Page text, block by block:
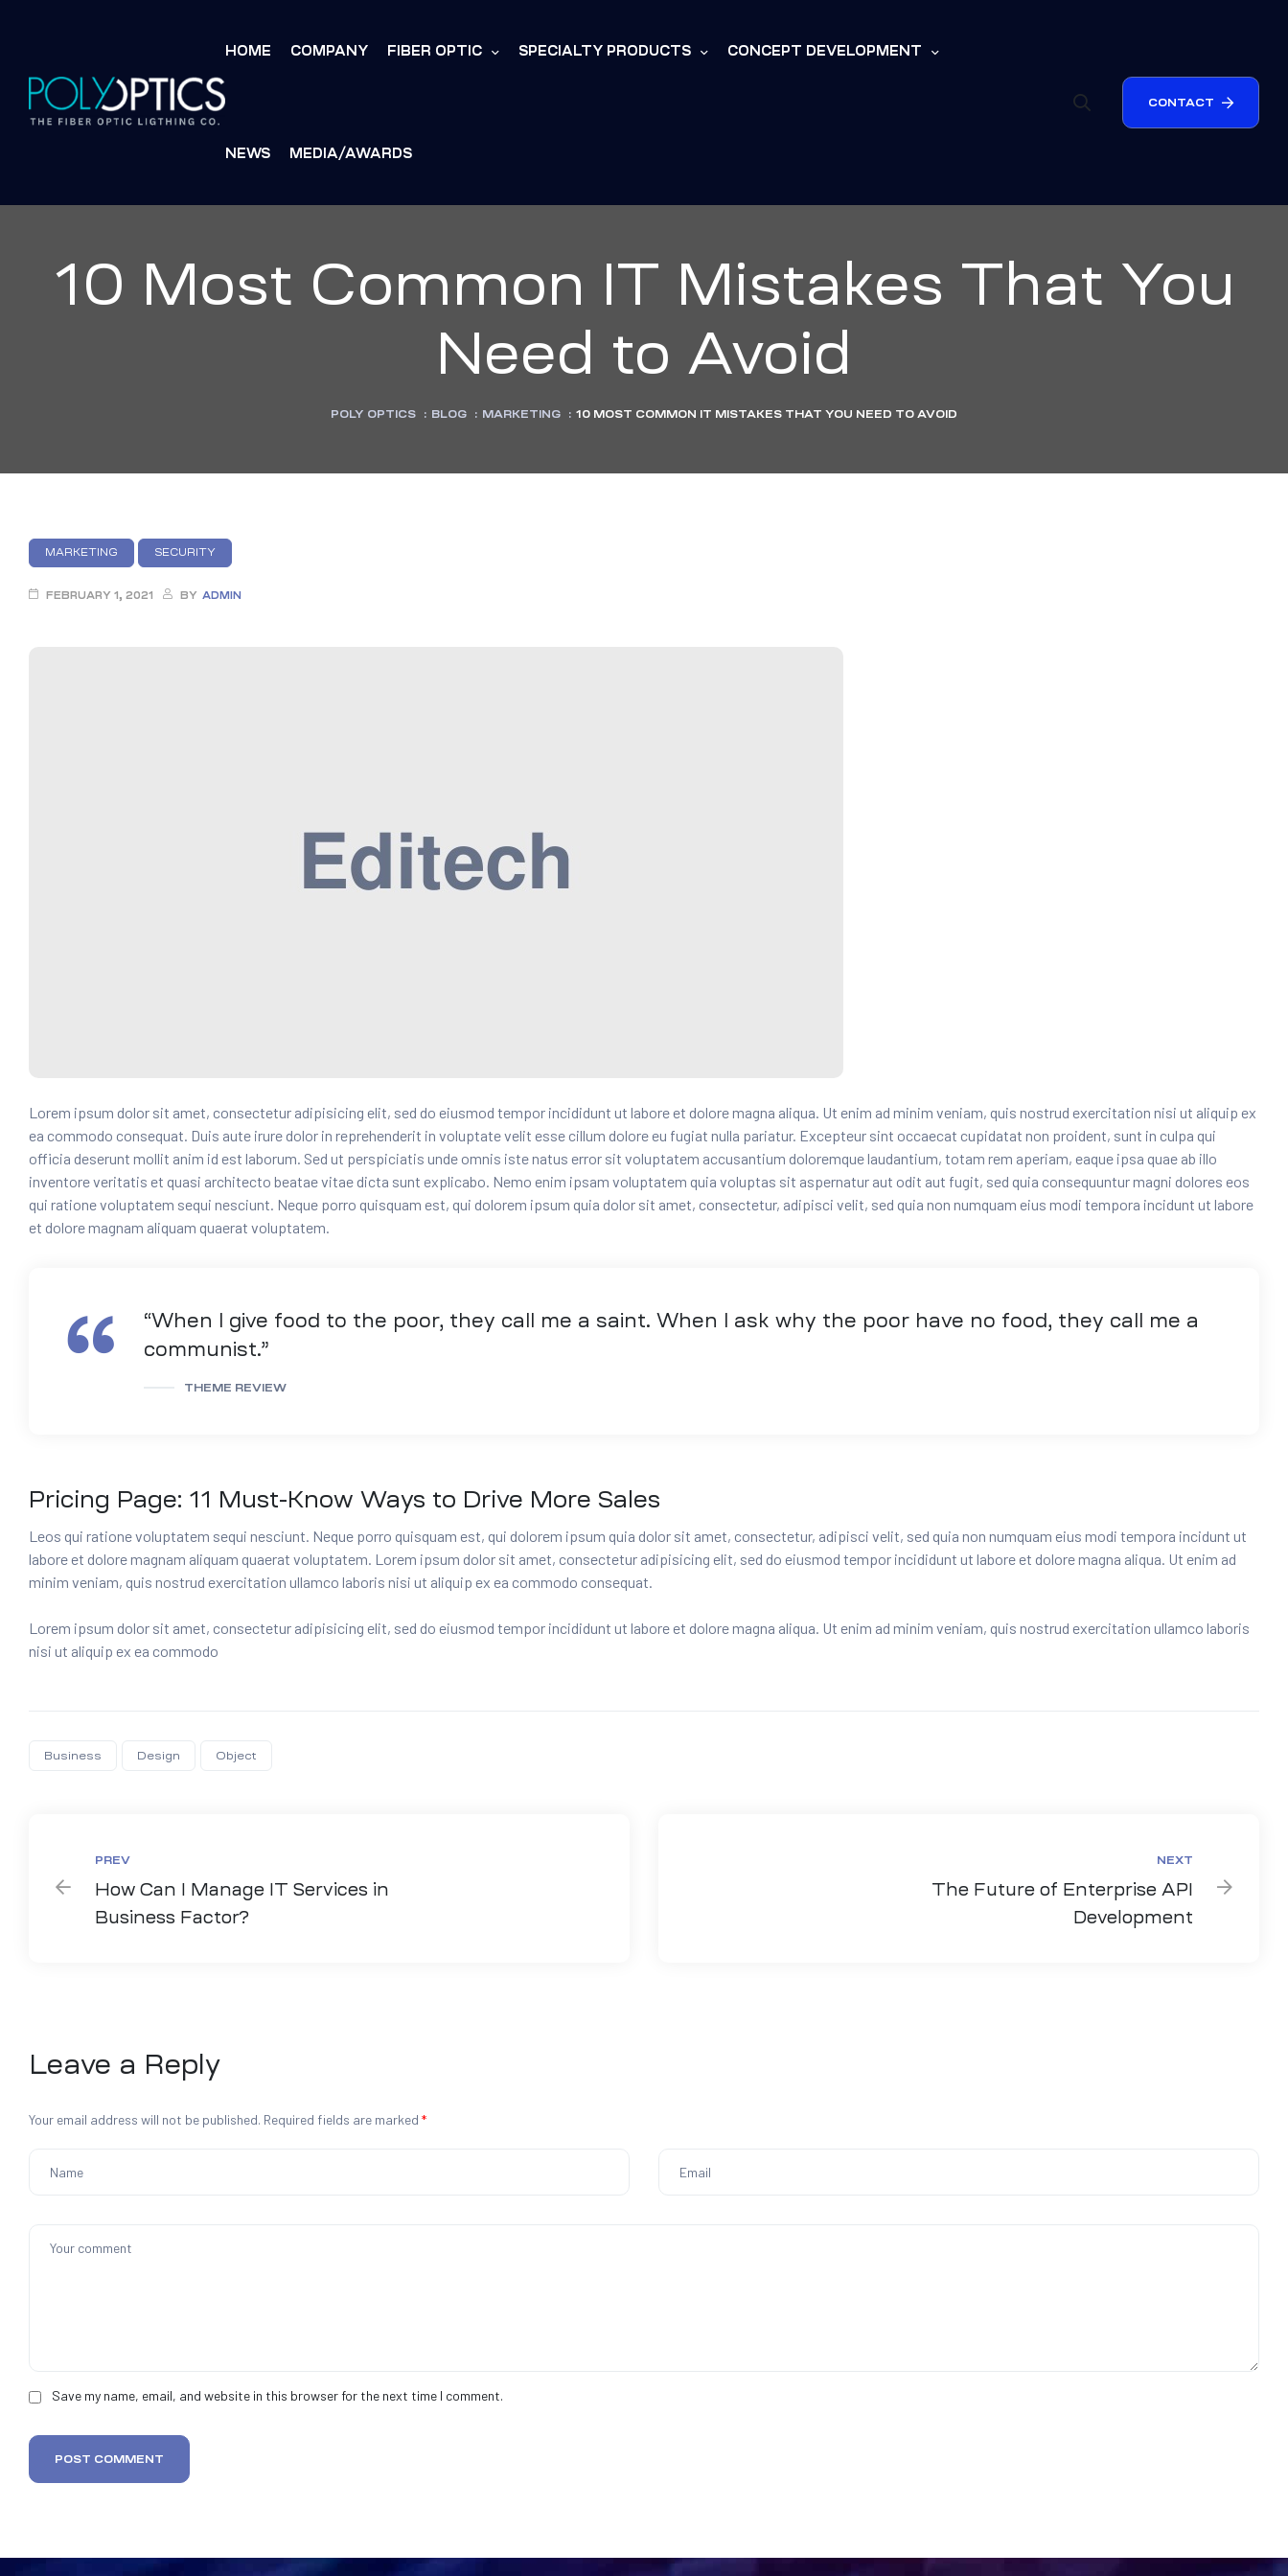
HOME COMPANY FIBER OPTIC SPECIALTY PRODUCTS CONCEPT DEVELOPMENT
NEWS MEDIA/AWARDS
CONTACT
10 Most Common IT Mistakes That You
Need to Avoid
POLY OPTICS : BLOG : MARKETING : 10 MOST COMMON IT MISTAKES THAT YOU NEED TO AVOID
MARKETING SECURITY
FEBRUARY 1, 2021 BY ADMIN
Lorem ipsum dolor sit amet, consectetur adipisicing elit, sed do eiusmod tempor incididunt ut labore et dolore magna aliqua. Ut enim ad minim veniam, quis nostrud exercitation nisi ut aliquip ex
ea commodo consequat. Duis aute irure dolor in reprehenderit in voluptate velit esse cillum dolore eu fugiat nulla pariatur. Excepteur sint occaecat cupidatat non proident, sunt in culpa qui
officia deserunt mollit anim id est laborum. Sed ut perspiciatis unde omnis iste natus error sit voluptatem accusantium doloremque laudantium, totam rem aperiam, eaque ipsa quae ab illo
inventore veritatis et quasi architecto beatae vitae dicta sunt explicabo. Nemo enim ipsam voluptatem quia voluptas sit aspernatur aut odit aut fugit, sed quia consequuntur magni dolores eos
qui ratione voluptatem sequi nesciunt. Neque porro quisquam est, qui dolorem ipsum quia dolor sit amet, consectetur, adipisci velit, sed quia non numquam eius modi tempora incidunt ut labore
et dolore magnam aliquam quaerat voluptatem.
“When I give food to the poor, they call me a saint. When I ask why the poor have no food, they call me a
communist.”
THEME REVIEW
Pricing Page: 11 Must-Know Ways to Drive More Sales
Leos qui ratione voluptatem sequi nesciunt. Neque porro quisquam est, qui dolorem ipsum quia dolor sit amet, consectetur, adipisci velit, sed quia non numquam eius modi tempora incidunt ut
labore et dolore magnam aliquam quaerat voluptatem. Lorem ipsum dolor sit amet, consectetur adipisicing elit, sed do eiusmod tempor incididunt ut labore et dolore magna aliqua. Ut enim ad
minim veniam, quis nostrud exercitation ullamco laboris nisi ut aliquip ex ea commodo consequat.
Lorem ipsum dolor sit amet, consectetur adipisicing elit, sed do eiusmod tempor incididunt ut labore et dolore magna aliqua. Ut enim ad minim veniam, quis nostrud exercitation ullamco laboris
nisi ut aliquip ex ea commodo
Business Design Object
PREV
How Can I Manage IT Services in
Business Factor?
NEXT
The Future of Enterprise API
Development
Leave a Reply
Your email address will not be published. Required fields are marked *
Save my name, email, and website in this browser for the next time I comment.
POST COMMENT